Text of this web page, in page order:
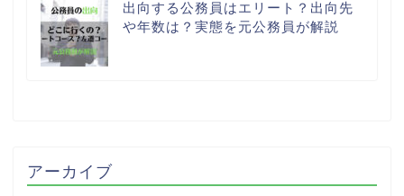
出向する公務員はエリート？出向先
や年数は？実態を元公務員が解説
アーカイブ